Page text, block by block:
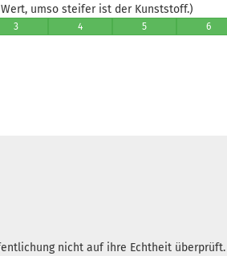
umso steifer ist der Kunststoff.)
3 4 5 6
nicht auf ihre Echtheit